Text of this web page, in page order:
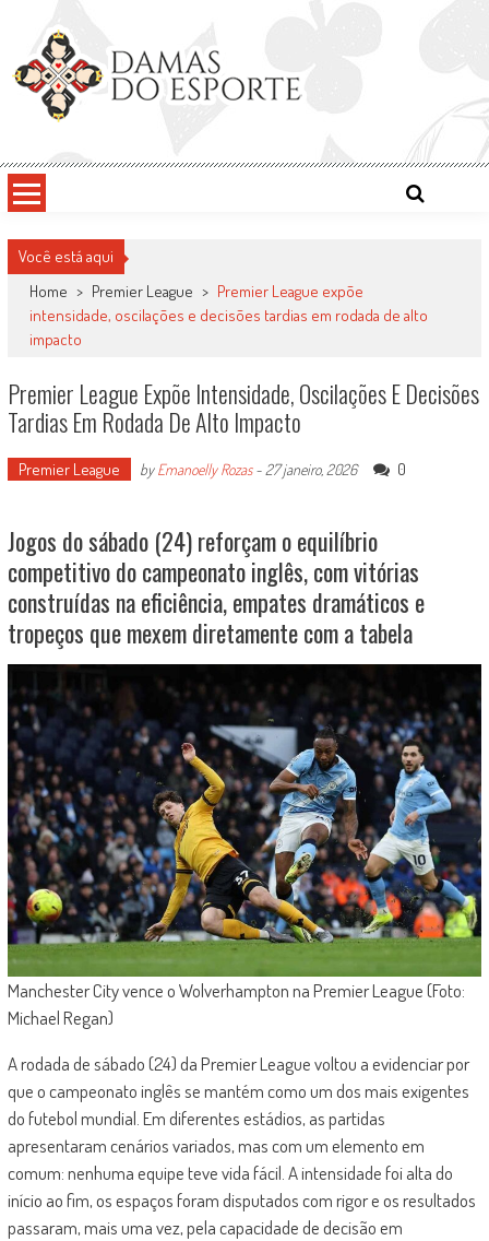
content
Damas do Esporte
Você está aqui
Home > Premier League > Premier League expõe
intensidade, oscilações e decisões tardias em rodada de alto
impacto
Premier League Expõe Intensidade, Oscilações E Decisões
Tardias Em Rodada De Alto Impacto
Premier League byEmanoelly Rozas- 27 janeiro, 2026 0
Jogos do sábado (24) reforçam o equilíbrio
competitivo do campeonato inglês, com vitórias
construídas na eficiência, empates dramáticos e
tropeços que mexem diretamente com a tabela
Manchester City vence o Wolverhampton na Premier League (Foto:
Michael Regan)
A rodada de sábado (24) da Premier League voltou a evidenciar por
que o campeonato inglês se mantém como um dos mais exigentes
do futebol mundial. Em diferentes estádios, as partidas
apresentaram cenários variados, mas com um elemento em
comum: nenhuma equipe teve vida fácil. A intensidade foi alta do
início ao fim, os espaços foram disputados com rigor e os resultados
passaram, mais uma vez, pela capacidade de decisão em